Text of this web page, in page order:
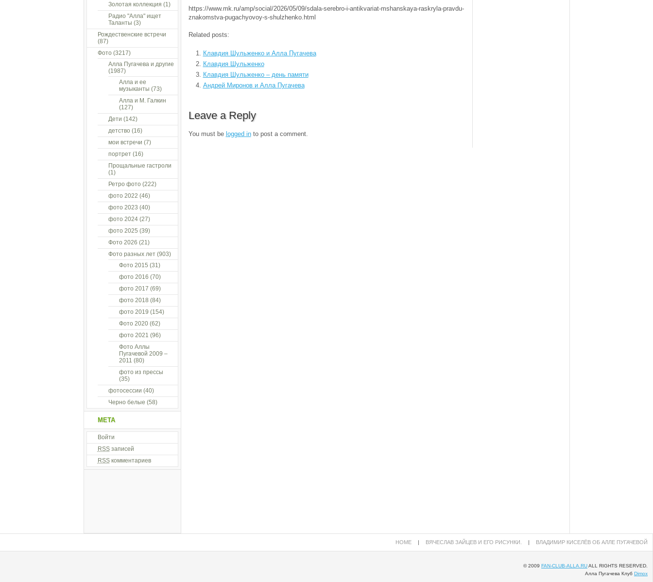
https://www.mk.ru/amp/social/2026/05/09/sdala-serebro-i-antikvariat-mshanskaya-raskryla-pravdu-
znakomstva-pugachyovoy-s-shulzhenko.html
Related posts:
Клавдия Шульженко и Алла Пугачева
Клавдия Шульженко
Клавдия Шульженко – день памяти
Андрей Миронов и Алла Пугачева
Leave a Reply
You must be logged into post a comment.
Золотая коллекция (1)
Радио "Алла" ищет
Таланты (3)
Рождественские встречи
(87)
Фото (3217)
Алла Пугачева и другие
(1987)
Алла и ее
музыканты (73)
Алла и М. Галкин
(127)
Дети (142)
детство (16)
мои встречи (7)
портрет(16)
Прощальные гастроли
(1)
Ретро фото (222)
фото 2022 (46)
фото 2023 (40)
фото 2024(27)
фото 2025 (39)
Фото 2026 (21)
Фото разных лет(903)
Фото 2015 (31)
фото 2016 (70)
фото 2017 (69)
фото 2018 (84)
фото 2019 (154)
Фото 2020(62)
фото 2021 (96)
Фото Аллы
Пугачевой 2009 –
2011 (80)
фото из прессы
(35)
фотосессии (40)
Черно белые (58)
МЕТА
Войти
RSSзаписей
RSSкомментариев
HOME | ВЯЧЕСЛАВ ЗАЙЦЕВ И ЕГО РИСУНКИ. | ВЛАДИМИР КИСЕЛЁВ ОБ АЛЛЕ ПУГАЧЕВОЙ
© 2009 FAN-CLUB-ALLA.RUALL RIGHTS RESERVED.
Алла Пугачева Клуб Dimox